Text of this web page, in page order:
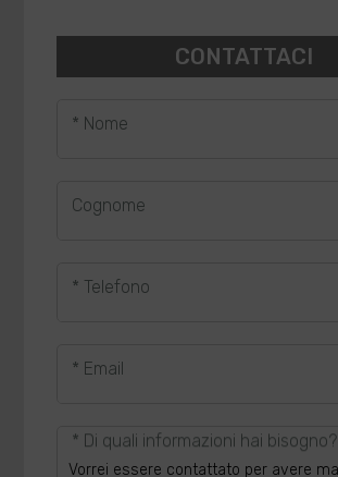
CONTATTACI
* Nome
Cognome
* Telefono
* Email
* Di quali informazioni hai bisogno?